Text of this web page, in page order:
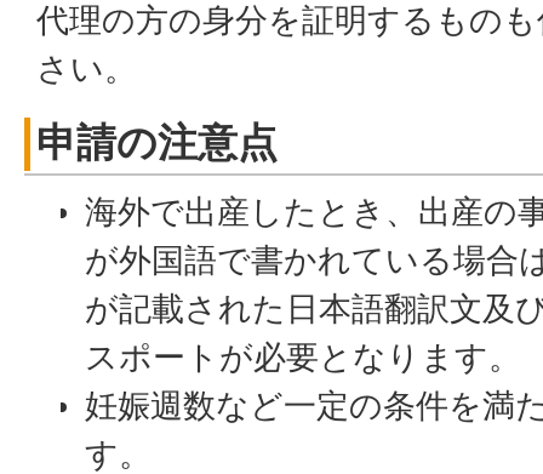
代理の方の身分を証明するもの
さい。
申請の注意点
海外で出産したとき、出産の
が外国語で書かれている場合
が記載された日本語翻訳文及
スポートが必要となります。
妊娠週数など一定の条件を満
す。